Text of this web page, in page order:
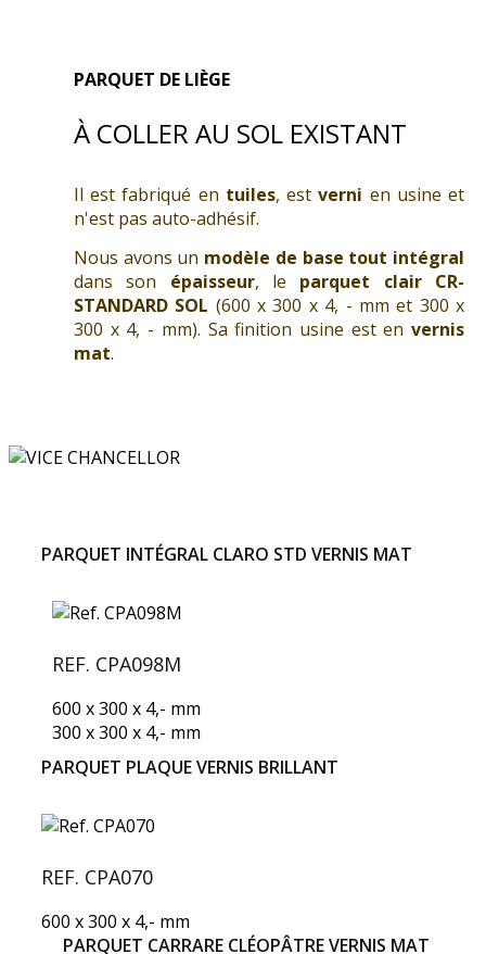
PARQUET DE LIÈGE
À COLLER AU SOL EXISTANT
Il est fabriqué en tuiles, estverni en usine et
n'est pas auto-adhésif.
Nous avons un modèle de base tout intégral
dans son épaisseur, le parquet clair CR-
STANDARD SOL (600 x 300 x 4, - mm et 300 x
300 x 4, - mm). Sa finition usine est en vernis
mat.
PARQUET INTÉGRAL CLARO STD VERNIS MAT
REF. CPA098M
600 x 300 x 4,- mm
300 x 300 x 4,- mm
PARQUET PLAQUE VERNIS BRILLANT
REF. CPA070
600 x 300 x 4,- mm
PARQUET CARRARE CLÉOPÂTRE VERNIS MAT